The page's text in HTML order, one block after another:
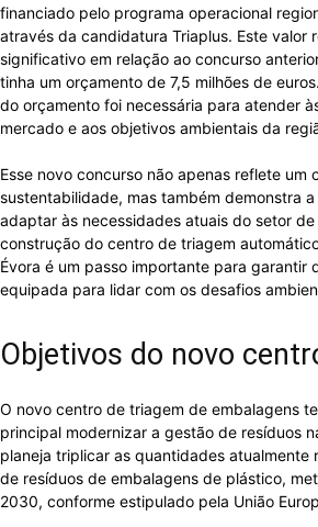
financiado pelo programa operacional
através da candidatura Triaplus. Este valor
significativo em relação ao concurso
tinha um orçamento de 7,5 milhões de
do orçamento foi necessária para atender
mercado e aos objetivos ambientais da
Esse novo concurso não apenas reflete um
sustentabilidade, mas também demonstra
adaptar às necessidades atuais do setor
construção do centro de triagem
Évora é um passo importante para garantir
equipada para lidar com os desafios
Objetivos do novo
O novo centro de triagem de embalagens
principal modernizar a gestão de resíduos
planeja triplicar as quantidades atualmente
de resíduos de embalagens de plástico,
2030, conforme estipulado pela União